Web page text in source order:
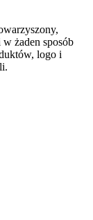
żaden sposób
logo i